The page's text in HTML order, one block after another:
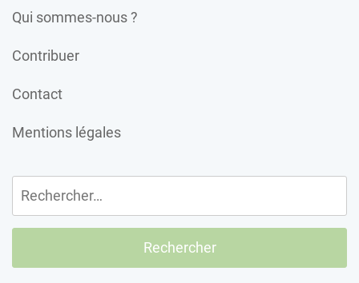
Qui sommes-nous ?
Contribuer
Contact
Mentions légales
Rechercher :